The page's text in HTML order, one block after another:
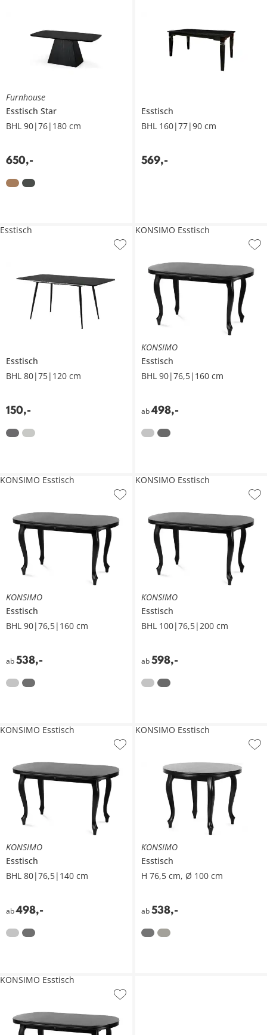
Furnhouse
Esstisch Star
BHL 90|76|180 cm
650,-
Esstisch
BHL 160|77|90 cm
569,-
Esstisch
BHL 80|75|120 cm
150,-
Esstisch
KONSIMO
Esstisch
BHL 90|76,5|160 cm
ab498,-
KONSIMO Esstisch
KONSIMO
Esstisch
BHL 90|76,5|160 cm
ab538,-
KONSIMO Esstisch
KONSIMO
Esstisch
BHL 100|76,5|200 cm
ab 598,-
KONSIMO Esstisch
KONSIMO
Esstisch
BHL 80|76,5|140 cm
ab498,-
KONSIMO Esstisch
KONSIMO
Esstisch
H 76,5 cm, Ø 100 cm
ab 538,-
KONSIMO Esstisch
KONSIMO Esstisch